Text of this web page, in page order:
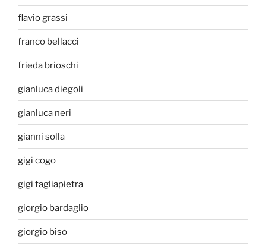
flavio grassi
franco bellacci
frieda brioschi
gianluca diegoli
gianluca neri
gianni solla
gigi cogo
gigi tagliapietra
giorgio bardaglio
giorgio biso